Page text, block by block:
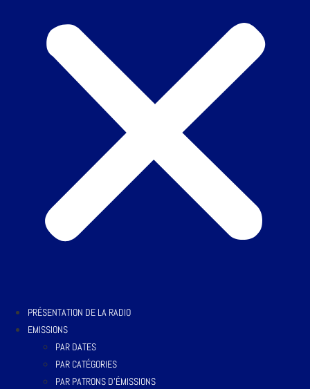
PRÉSENTATION DE LA RADIO
EMISSIONS
PAR DATES
PAR CATÉGORIES
PAR PATRONS D’ÉMISSIONS